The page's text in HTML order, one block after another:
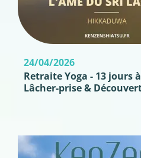
24/04/2026
Retraite Yoga - 13 jours
Lâcher-prise &